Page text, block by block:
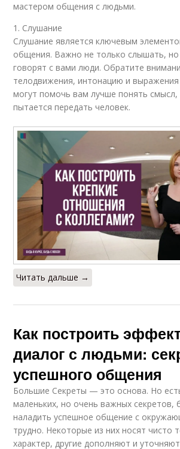
мастером общения с людьми.
1. Слушание
Слушание является ключевым
общения. Важно не только слышать,
говорят с вами люди. Обратите
телодвижения, интонацию и
могут помочь вам лучше понять
пытается передать человек.
Читать дальше →
Как построить
диалог с людьми:
успешного общения
Большие Секреты — это основа. Но
маленьких, но очень важных секретов,
наладить успешное общение с
трудно. Некоторые из них носят чисто
характер, другие дополняют и